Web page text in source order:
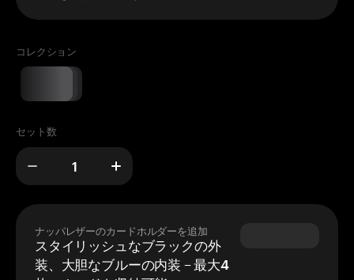
コレクション
セット数
ナッパレザーのカードホルダーを追加
スタイリッシュなブラックの外
装、大胆なブルーの内装 – 最大4